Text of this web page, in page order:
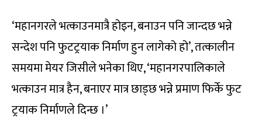
‘महानगरले भत्काउनमात्रै होइन, बनाउन पनि जान्दछ भन्ने
सन्देश पनि फुटट्रयाक निर्माण हुन लागेको हो’, तत्कालीन
समयमा मेयर जिसीले भनेका थिए, ‘महानगरपालिकाले
भत्काउन मात्र हैन, बनाएर मात्र छाड्छ भन्ने प्रमाण फिर्के फुट
ट्रयाक निर्माणले दिन्छ ।’